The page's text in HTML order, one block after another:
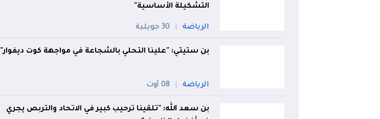
التشكيلة الأساسية"
الرياضة 30 جويلية
بن ستيتي: "علينا التحلي بالشجاعة في مواجهة كوت ديفوار"
الرياضة 08 أوت
بن سعد الله: "تلقينا ترحيب كبير في الاتحاد والتربص يجري